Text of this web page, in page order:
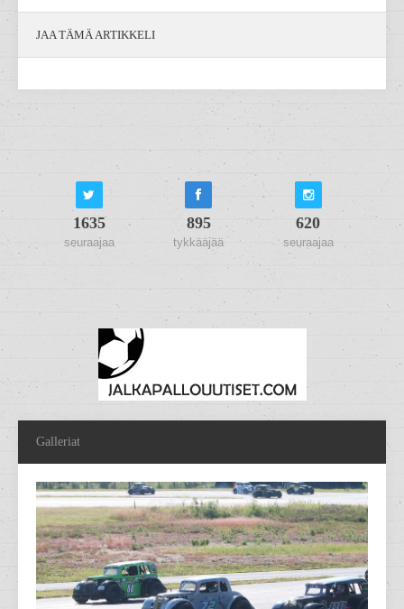
JAA TÄMÄ ARTIKKELI
1635
seuraajaa
895
tykkääjää
620
seuraajaa
Galleriat